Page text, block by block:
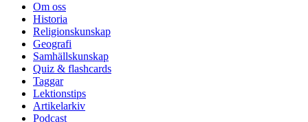
Om oss
Historia
Religionskunskap
Geografi
Samhällskunskap
Quiz & flashcards
Taggar
Lektionstips
Artikelarkiv
Podcast